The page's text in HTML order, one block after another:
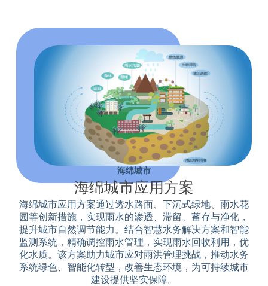
海绵城市
海绵城市应用方案
海绵城市应用方案通过透水路面、下沉式绿地、雨水花
园等创新措施，实现雨水的渗透、滞留、蓄存与净化，
提升城市自然调节能力。结合智慧水务解决方案和智能
监测系统，精确调控雨水管理，实现雨水回收利用，优
化水质。该方案助力城市应对雨洪管理挑战，推动水务
系统绿色、智能化转型，改善生态环境，为可持续城市
建设提供坚实保障。